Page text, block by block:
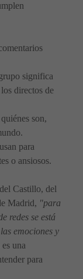
significa
directos de
son,
para
o ansiosos.
Castillo, del
Madrid, "para
redes se está
emociones y
una
para